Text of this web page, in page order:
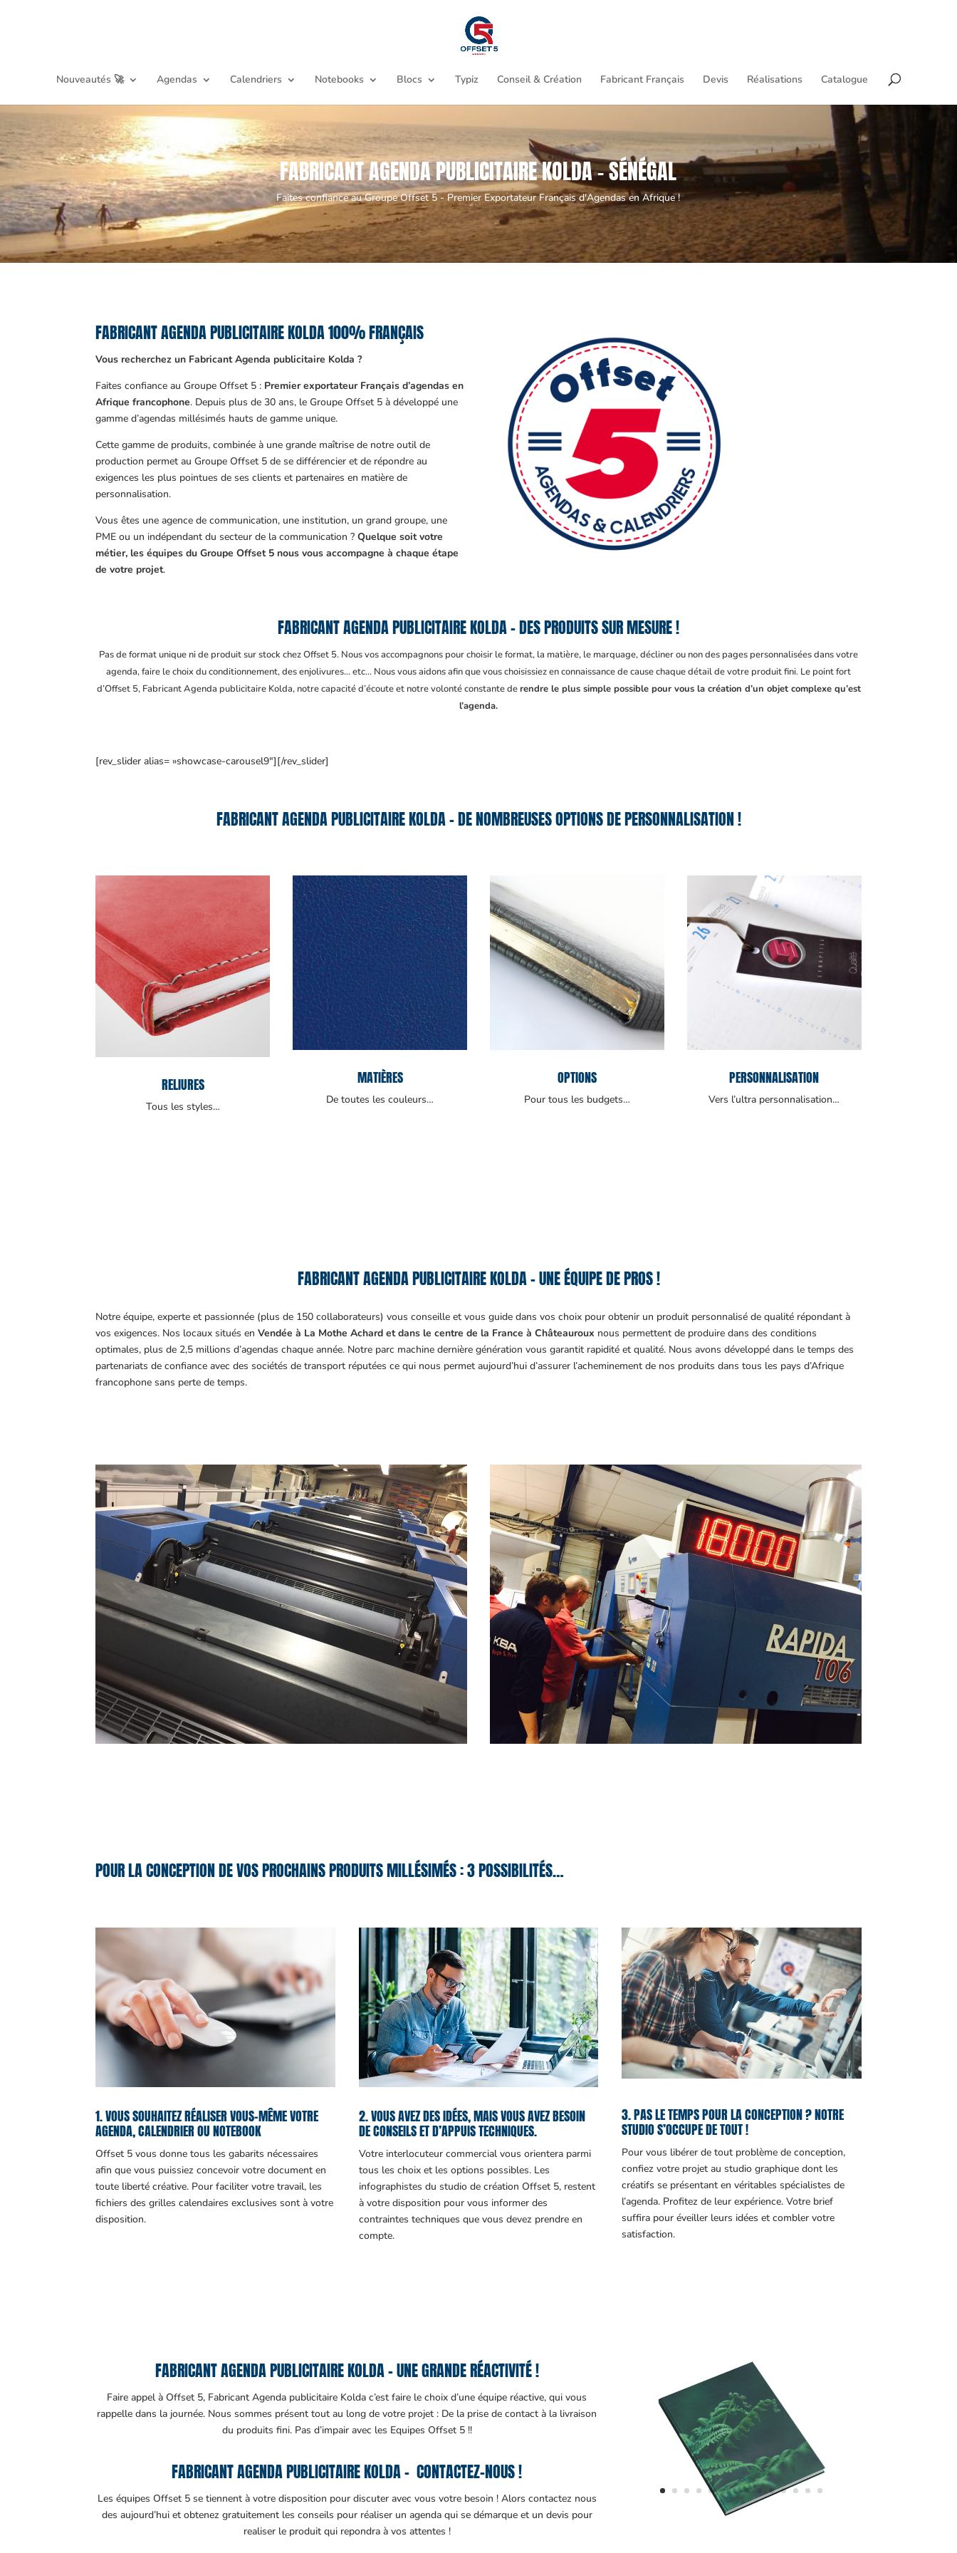
Nouveautés 🚀 Agendas Calendriers Notebooks Blocs Typiz Conseil & Création Fabricant Français Devis Réalisations Catalogue
FABRICANT AGENDA PUBLICITAIRE KOLDA - SÉNÉGAL
Faites confiance au Groupe Offset 5 - Premier Exportateur Français d'Agendas en Afrique !
FABRICANT AGENDA PUBLICITAIRE KOLDA 100% FRANÇAIS
Vous recherchez un Fabricant Agenda publicitaire Kolda ?
Faites confiance au Groupe Offset 5 : Premier exportateur Français d’agendas en
Afrique francophone. Depuis plus de 30 ans, le Groupe Offset 5 à développé une
gamme d’agendas millésimés hauts de gamme unique.
Cette gamme de produits, combinée à une grande maîtrise de notre outil de
production permet au Groupe Offset 5 de se différencier et de répondre au
exigences les plus pointues de ses clients et partenaires en matière de
personnalisation.
Vous êtes une agence de communication, une institution, un grand groupe, une
PME ou un indépendant du secteur de la communication ?Quelque soit votre
métier, les équipes du Groupe Offset 5 nous vous accompagne à chaque étape
de votre projet.
FABRICANT AGENDA PUBLICITAIRE KOLDA – DES PRODUITS SUR MESURE !
Pas de format unique ni de produit sur stock chez Offset 5. Nous vos accompagnons pour choisir le format, la matière, le marquage, décliner ou non des pages personnalisées dans votre
agenda, faire le choix du conditionnement, des enjolivures… etc… Nous vous aidons afin que vous choisissiez en connaissance de cause chaque détail de votre produit fini. Le point fort
d’Offset 5, Fabricant Agenda publicitaire Kolda, notre capacité d’écoute et notre volonté constante derendre le plus simple possible pour vous la création d’un objet complexe qu’est
l’agenda.
[rev_slider alias= »showcase-carousel9″][/rev_slider]
FABRICANT AGENDA PUBLICITAIRE KOLDA – DE NOMBREUSES OPTIONS DE PERSONNALISATION !
RELIURES
Tous les styles…
MATIÈRES
De toutes les couleurs…
OPTIONS
Pour tous les budgets…
PERSONNALISATION
Vers l’ultra personnalisation…
FABRICANT AGENDA PUBLICITAIRE KOLDA – UNE ÉQUIPE DE PROS !
Notre équipe, experte et passionnée (plus de 150 collaborateurs) vous conseille et vous guide dans vos choix pour obtenir un produit personnalisé de qualité répondant à
vos exigences. Nos locaux situés enVendée à La Mothe Achard et dans le centre de la France à Châteauroux nous permettent de produire dans des conditions
optimales, plus de 2,5 millions d’agendas chaque année. Notre parc machine dernière génération vous garantit rapidité et qualité. Nous avons développé dans le temps des
partenariats de confiance avec des sociétés de transport réputées ce qui nous permet aujourd’hui d’assurer l’acheminement de nos produits dans tous les pays d’Afrique
francophone sans perte de temps.
POUR LA CONCEPTION DE VOS PROCHAINS PRODUITS MILLÉSIMÉS : 3 POSSIBILITÉS…
1. VOUS SOUHAITEZ RÉALISER VOUS-MÊME VOTRE
AGENDA, CALENDRIER OU NOTEBOOK
Offset 5 vous donne tous les gabarits nécessaires
afin que vous puissiez concevoir votre document en
toute liberté créative. Pour faciliter votre travail, les
fichiers des grilles calendaires exclusives sont à votre
disposition.
2. VOUS AVEZ DES IDÉES, MAIS VOUS AVEZ BESOIN
DE CONSEILS ET D’APPUIS TECHNIQUES.
Votre interlocuteur commercial vous orientera parmi
tous les choix et les options possibles. Les
infographistes du studio de création Offset 5, restent
à votre disposition pour vous informer des
contraintes techniques que vous devez prendre en
compte.
3. PAS LE TEMPS POUR LA CONCEPTION ? NOTRE
STUDIO S’OCCUPE DE TOUT !
Pour vous libérer de tout problème de conception,
confiez votre projet au studio graphique dont les
créatifs se présentant en véritables spécialistes de
l’agenda. Profitez de leur expérience. Votre brief
suffira pour éveiller leurs idées et combler votre
satisfaction.
FABRICANT AGENDA PUBLICITAIRE KOLDA – UNE GRANDE RÉACTIVITÉ !
Faire appel à Offset 5, Fabricant Agenda publicitaire Kolda c’est faire le choix d’une équipe réactive, qui vous
rappelle dans la journée. Nous sommes présent tout au long de votre projet : De la prise de contact à la livraison
du produits fini. Pas d’impair avec les Equipes Offset 5 !!
FABRICANT AGENDA PUBLICITAIRE KOLDA – CONTACTEZ-NOUS !
Les équipes Offset 5 se tiennent à votre disposition pour discuter avec vous votre besoin ! Alors contactez nous
des aujourd’hui et obtenez gratuitement les conseils pour réaliser un agenda qui se démarque et un devis pour
realiser le produit qui repondra à vos attentes !